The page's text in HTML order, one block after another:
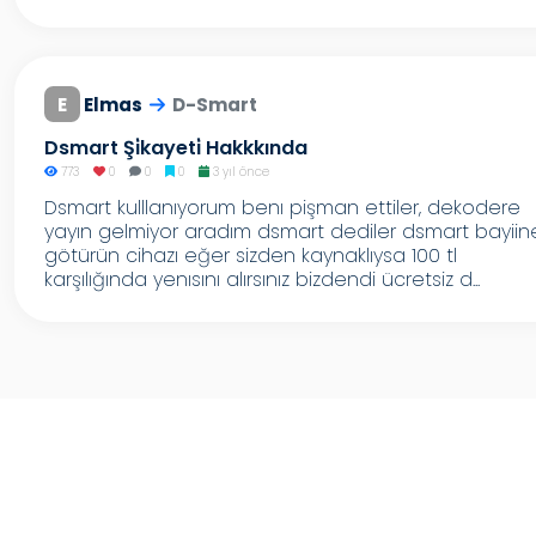
E Elmas D-Smart
Dsmart Şi̇kayeti̇ Hakkkında
773 0 0 0 3 yıl önce
Dsmart kulllanıyorum benı pişman ettiler, dekodere
yayın gelmiyor aradım dsmart dediler dsmart
götürün cihazı eğer sizden kaynaklıysa 100 tl
karşılığında yenısını alırsınız bizdendi ücretsiz d...